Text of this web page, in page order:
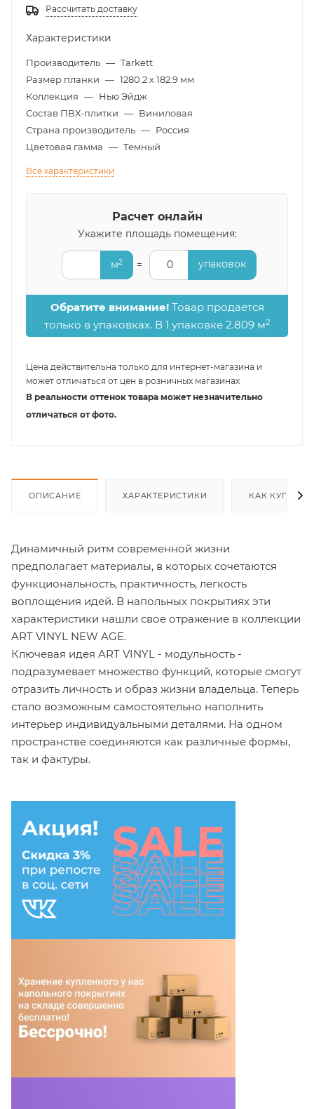
Рассчитать доставку
Характеристики
Производитель — Tarkett
Размер планки — 1280.2 х 182.9 мм
Коллекция — Нью Эйдж
Состав ПВХ-плитки — Виниловая
Страна производитель — Россия
Цветовая гамма — Темный
Все характеристики
Расчет онлайн
Укажите площадь помещения:
м2 = 0 упаковок
Обратите внимание!Товар продается
только в упаковках. В 1 упаковке 2.809 м2
Цена действительна только для интернет-магазина и
может отличаться от цен в розничных магазинах
В реальности оттенок товара может незначительно
отличаться от фото.
ОПИСАНИЕ ХАРАКТЕРИСТИКИ КАК КУПИТЬ
Динамичный ритм современной жизни
предполагает материалы, в которых сочетаются
функциональность, практичность, легкость
воплощения идей. В напольных покрытиях эти
характеристики нашли свое отражение в коллекции
ART VINYL NEW AGE.
Ключевая идея ART VINYL - модульность -
подразумевает множество функций, которые смогут
отразить личность и образ жизни владельца. Теперь
стало возможным самостоятельно наполнить
интерьер индивидуальными деталями. На одном
пространстве соединяются как различные формы,
так и фактуры.